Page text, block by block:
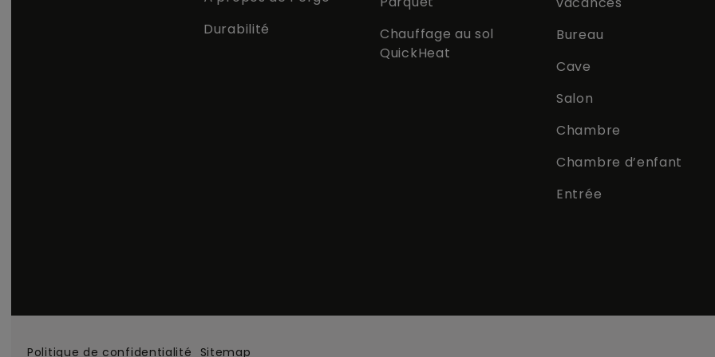
Durabilité
Chauffage au sol
QuickHeat
Bureau
Cave
Salon
Chambre
Chambre d’enfant
Entrée
Politique de confidentialité Sitemap